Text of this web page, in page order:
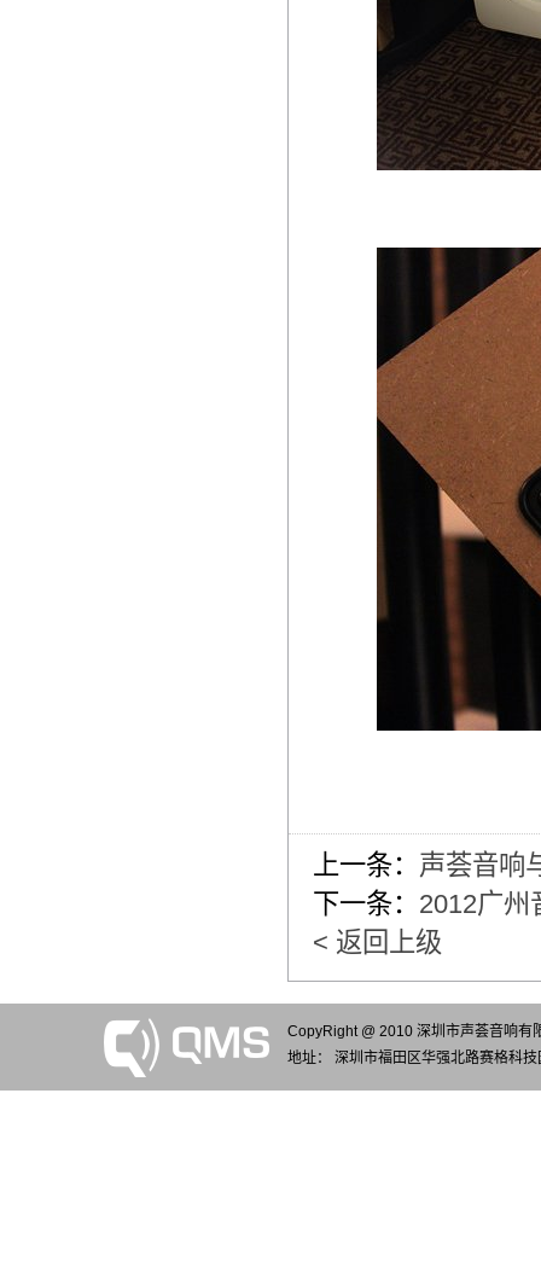
上一条： 声荟音响
下一条： 2012广州
< 返回上级
CopyRight @ 2010 深圳市声荟音响有
地址： 深圳市福田区华强北路赛格科